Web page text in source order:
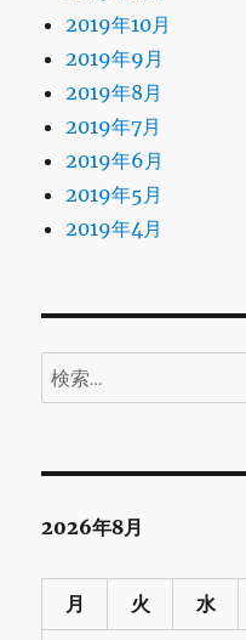
2019年10月
2019年9月
2019年8月
2019年7月
2019年6月
2019年5月
2019年4月
検
索:
2026年8月
月 火 水